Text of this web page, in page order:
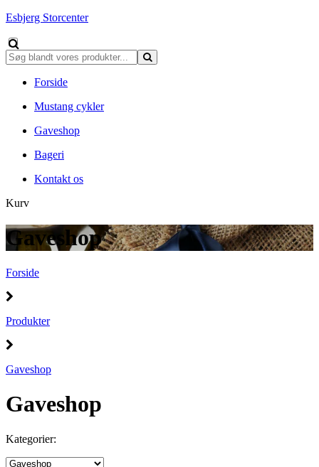
Esbjerg Storcenter
Forside
Mustang cykler
Gaveshop
Bageri
Kontakt os
Kurv
Gaveshop
Forside
Produkter
Gaveshop
Gaveshop
Kategorier: